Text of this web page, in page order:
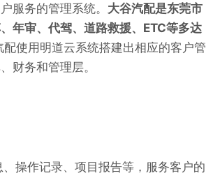
服务的管理系统。 大谷汽配是东莞市
年审、代驾、道路救援、ETC等多达
使用明道云系统搭建出相应的客户管
财务和管理层。
操作记录、项目报告等，服务客户的